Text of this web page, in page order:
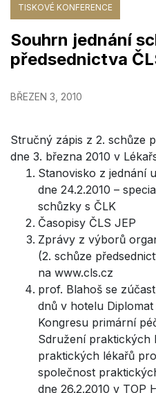
TISKOVÉ KONFERENCE
Souhrn jednání
předsednictva
BŘEZEN 3, 2010
Stručný zápis z 2. schůze
dne 3. března 2010 v
Stanovisko z jednání
dne 24.2.2010 –
schůzky s ČLK
Časopisy ČLS JEP
Zprávy z výborů
(2. schůze
na www.cls.cz
prof. Blahoš se
dnů v hotelu Diplomat
Kongresu primární
Sdružení praktických
praktických lékařů
společnost
dne 26.2.2010 v TOP